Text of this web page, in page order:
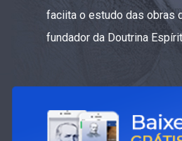
faciita o estudo das obras
fundador da Doutrina